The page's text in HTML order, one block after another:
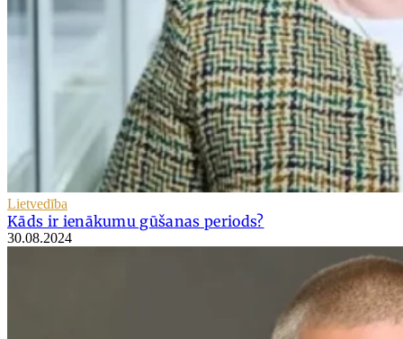
Lietvedība
Kāds ir ienākumu gūšanas periods?
30.08.2024